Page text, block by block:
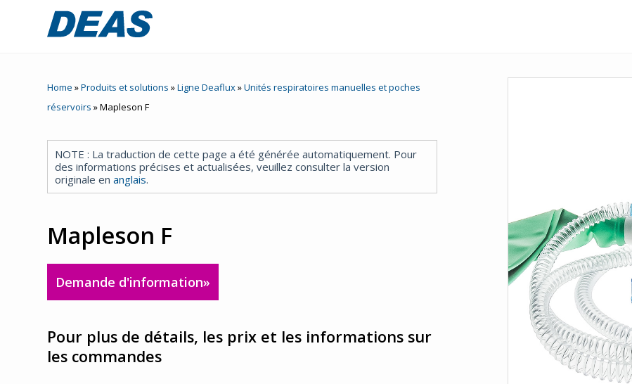
Atorex
Deaflux
FlowOne
Nair
Entrepris
Contacte
z nous
Home »Produits et solutions »Ligne Deaflux»Unités respiratoires manuelles et poches
réservoirs »Mapleson F
NOTE : La traduction de cette page a été générée automatiquement. Pour
des informations précises et actualisées, veuillez consulter la version
originale enanglais.
Mapleson F
Demande d'information»
Pour plus de détails, les prix et les informations sur
les commandes